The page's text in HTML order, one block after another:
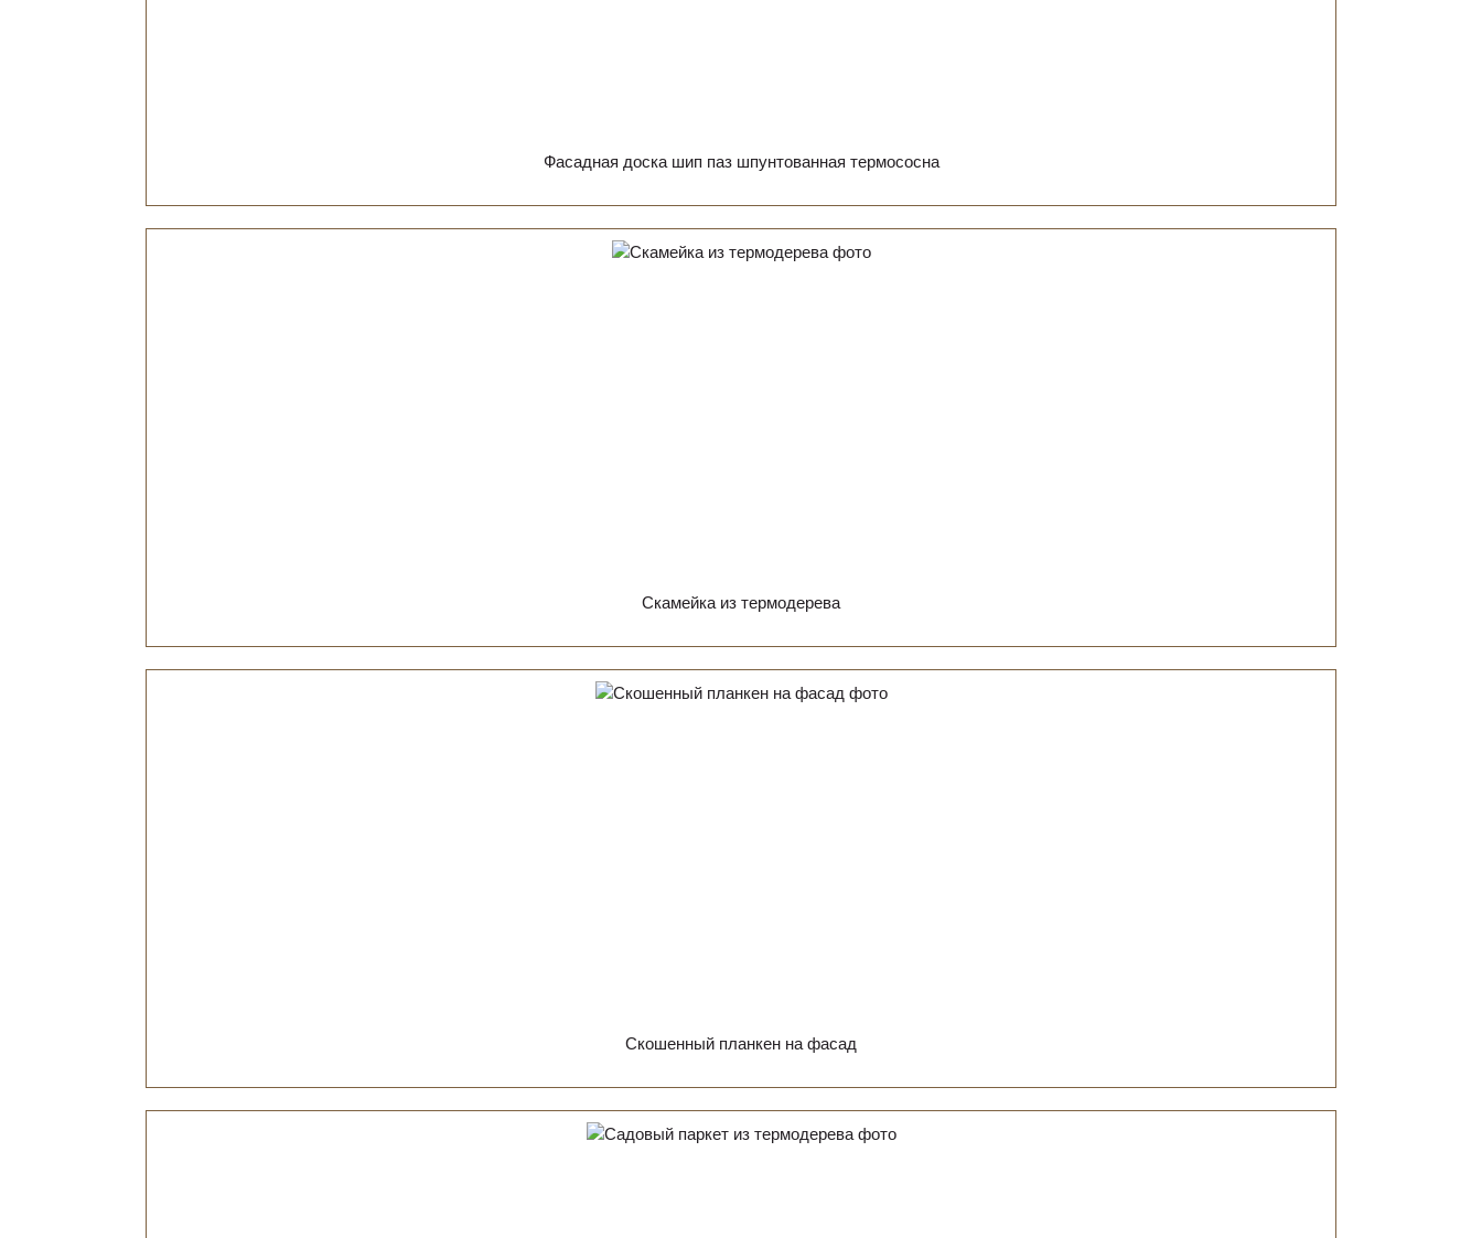
Фасадная доска шип паз шпунтованная термососна
Скамейка из термодерева
Скошенный планкен на фасад